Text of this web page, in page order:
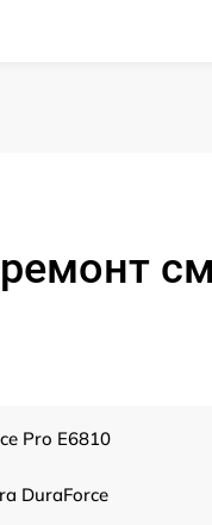
Pro E6810
DuraForce